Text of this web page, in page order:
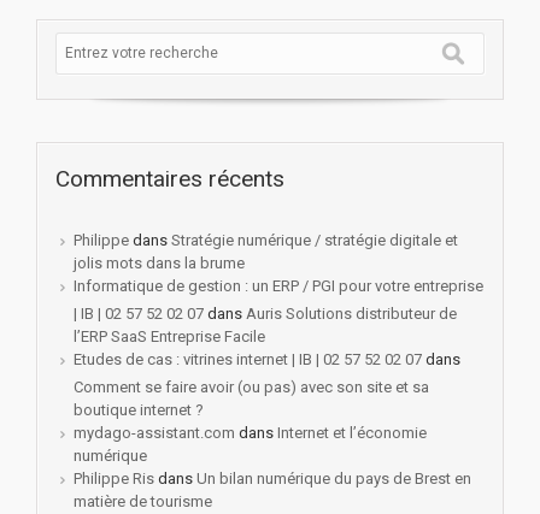
Commentaires récents
Philippe dans Stratégie numérique / stratégie digitale et
jolis mots dans la brume
Informatique de gestion : un ERP / PGI pour votre entreprise
| IB | 02 57 52 02 07 dans Auris Solutions distributeur de
l’ERP SaaS Entreprise Facile
Etudes de cas : vitrines internet | IB | 02 57 52 02 07 dans
Comment se faire avoir (ou pas) avec son site et sa
boutique internet ?
mydago-assistant.com dans Internet et l’économie
numérique
Philippe Ris dans Un bilan numérique du pays de Brest en
matière de tourisme